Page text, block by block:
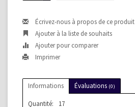
Écrivez-nous à propos de ce produit
Ajouter à la liste de souhaits
Ajouter pour comparer
Imprimer
Informations Évaluations (0)
Quantité:
17